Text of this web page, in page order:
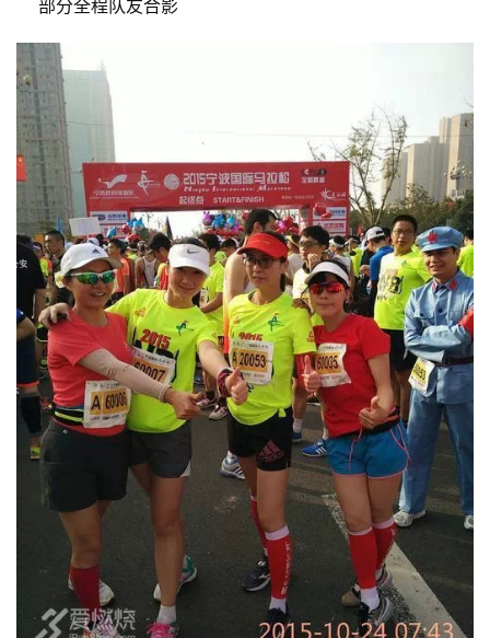
    部分全程队友合影